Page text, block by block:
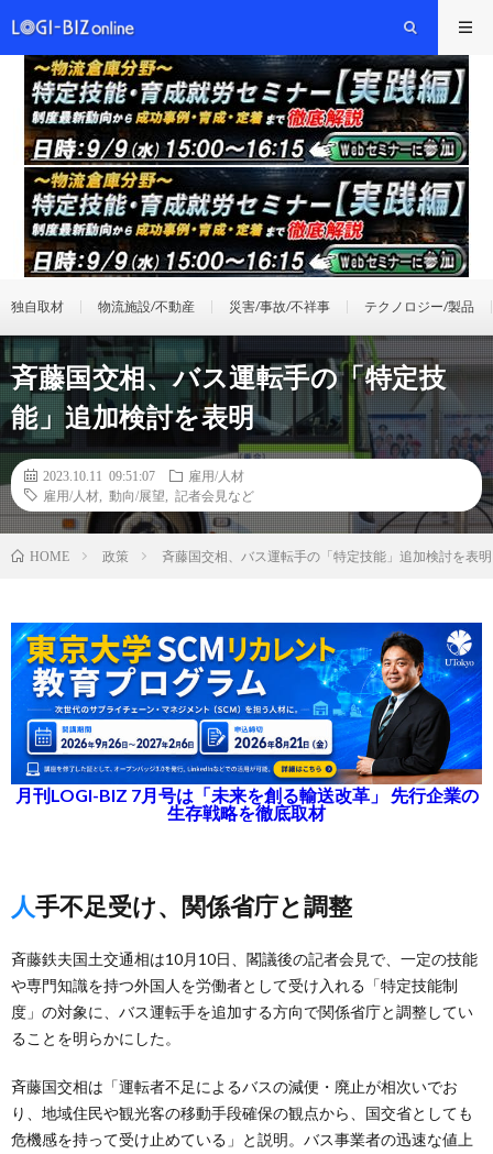
独自取材 物流施設/不動産 災害/事故/不祥事 テクノロジー/製品
斉藤国交相、バス運転手の「特定技
能」追加検討を表明
2023.10.11 09:51:07
雇用/人材
雇用/人材
動向/展望 記者会見など
HOME 政策 斉藤国交相、バス運転手の「特定技能」追加検討を表明
月刊LOGI-BIZ 7月号は「未来を創る輸送改革」 先行企業の
生存戦略を徹底取材
人手不足受け、関係省庁と調整
斉藤鉄夫国土交通相は10月10日、閣議後の記者会見で、一定の技能
や専門知識を持つ外国人を労働者として受け入れる「特定技能制
度」の対象に、バス運転手を追加する方向で関係省庁と調整してい
ることを明らかにした。
斉藤国交相は「運転者不足によるバスの減便・廃止が相次いでお
り、地域住民や観光客の移動手段確保の観点から、国交省としても
危機感を持って受け止めている」と説明。バス事業者の迅速な値上